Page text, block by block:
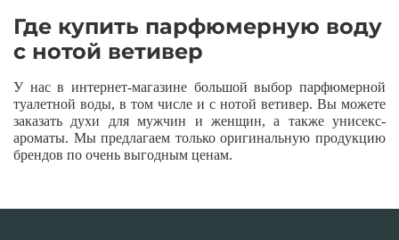
Где купить парфюмерную воду
с нотой ветивер
У нас в интернет-магазине большой выбор парфюмерной
туалетной воды, в том числе и с нотой ветивер. Вы можете
заказать духи для мужчин и женщин, а также унисекс-
ароматы. Мы предлагаем только оригинальную продукцию
брендов по очень выгодным ценам.